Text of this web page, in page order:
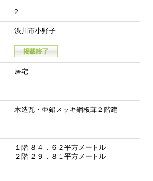
2
渋川市小野子
居宅
木造瓦・亜鉛メッキ鋼板葺２階建
１階 ８４．６２平方メートル
２階 ２９．８１平方メートル